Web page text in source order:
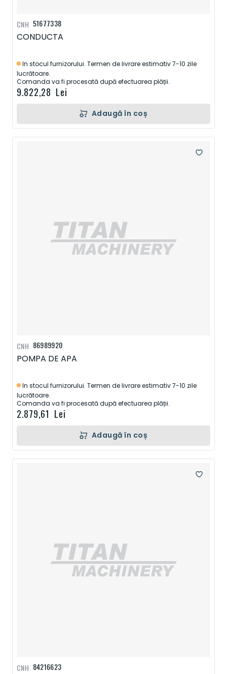
51677338
CONDUCTA
In stocul furnizorului. Termen de livrare estimativ 7-10 zile
lucrătoare.
Comanda va fi procesată după efectuarea plății.
9.822,28 Lei
CNH
Adaugă în coș
86989920
POMPA DE APA
In stocul furnizorului. Termen de livrare estimativ 7-10 zile
lucrătoare.
Comanda va fi procesată după efectuarea plății.
2.879,61 Lei
CNH
Adaugă în coș
84216623
CNH